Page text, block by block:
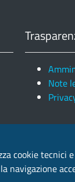
Note
cookie tecnici
navigazione